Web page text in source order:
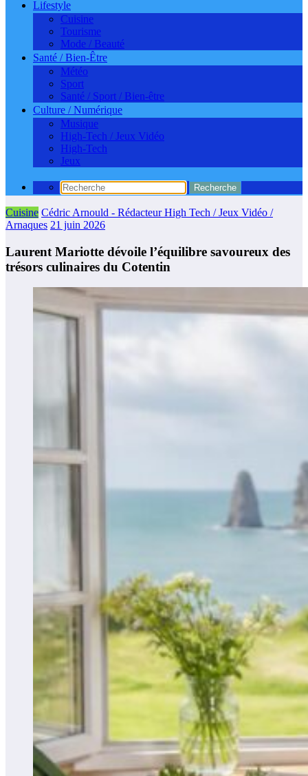
Lifestyle
Cuisine
Tourisme
Mode / Beauté
Santé / Bien-Être
Météo
Sport
Santé / Sport / Bien-être
Culture / Numérique
Musique
High-Tech / Jeux Vidéo
High-Tech
Jeux
Cuisine Cédric Arnould - Rédacteur High Tech / Jeux Vidéo /
Arnaques 21 juin 2026
Laurent Mariotte dévoile l’équilibre savoureux des
trésors culinaires du Cotentin